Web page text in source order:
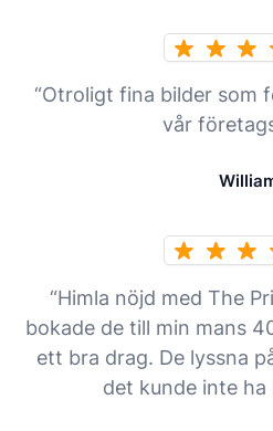
“Otroligt fina bilder som
vår
“Himla nöjd med The
bokade de till min mans
ett bra drag. De lyssna
det kunde inte ha